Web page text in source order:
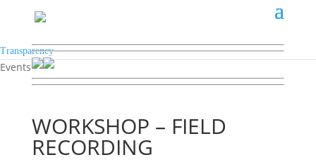
Transparency
Events
WORKSHOP – FIELD
RECORDING